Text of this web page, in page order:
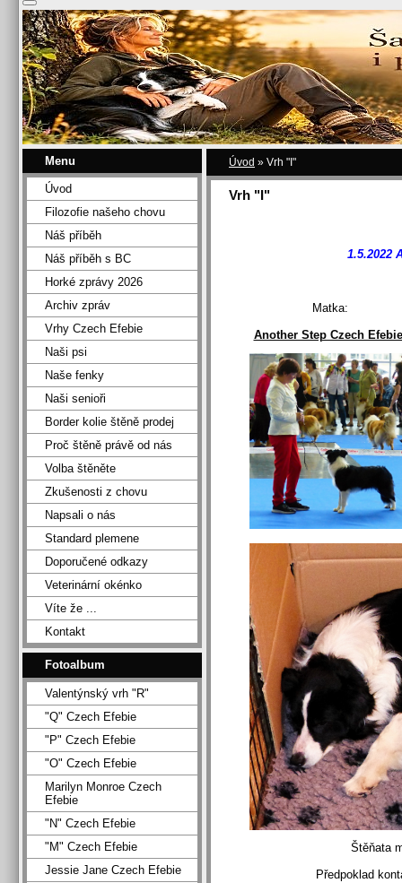
Úvod » Vrh "I"
Vrh "I"
1.5.2022
Another Step Czech
Štěňata
Předpoklad
Menu
Úvod
Filozofie našeho chovu
Náš příběh
Náš příběh s BC
Horké zprávy 2026
Archiv zpráv
Vrhy Czech Efebie
Naši psi
Naše fenky
Naši senioři
Border kolie štěně prodej
Proč štěně právě od nás
Volba štěněte
Zkušenosti z chovu
Napsali o nás
Standard plemene
Doporučené odkazy
Veterinární okénko
Víte že ...
Kontakt
Fotoalbum
Valentýnský vrh "R"
"Q" Czech Efebie
"P" Czech Efebie
"O" Czech Efebie
Marilyn Monroe Czech
Efebie
"N" Czech Efebie
"M" Czech Efebie
Jessie Jane Czech Efebie